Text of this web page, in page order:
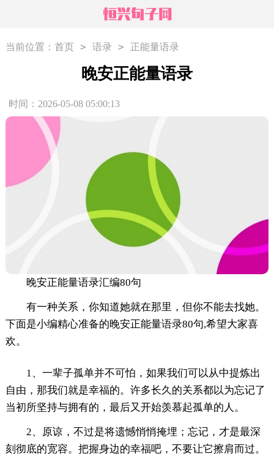
当前位置： 首页 > 语录 > 正能量语录
晚安正能量语录
时间：2026-05-08 05:00:13
晚安正能量语录汇编80句
有一种关系，你知道她就在那里，但你不能去找她。
下面是小编精心准备的晚安正能量语录80句,希望大家喜
欢。
1、一辈子孤单并不可怕，如果我们可以从中提炼出
自由，那我们就是幸福的。许多长久的关系都以为忘记了
当初所坚持与拥有的，最后又开始羡慕起孤单的人。
2、原谅，不过是将遗憾悄悄掩埋；忘记，才是最深
刻彻底的宽容。把握身边的幸福吧，不要让它擦肩而过。